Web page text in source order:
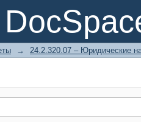
→ 24.2.320.07 – Юридические